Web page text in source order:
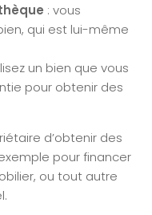
: vous
qui est lui-même
un bien que vous
pour obtenir des
d’obtenir des
pour financer
ou tout autre